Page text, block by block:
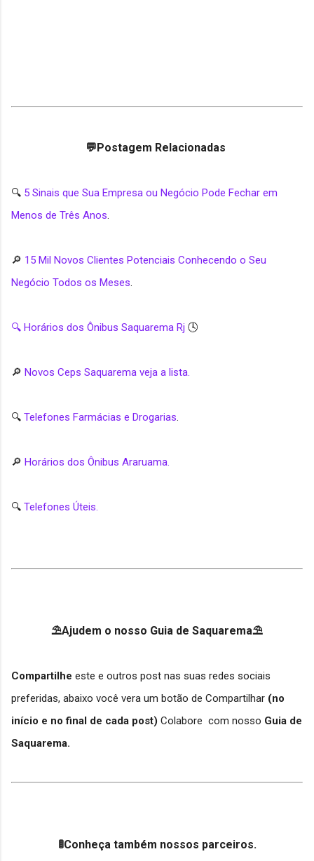
💬Postagem Relacionadas
🔍 5 Sinais que Sua Empresa ou Negócio Pode Fechar em
Menos de Três Anos.
🔎 15 Mil Novos Clientes Potenciais Conhecendo o Seu
Negócio Todos os Meses.
🔍 Horários dos Ônibus Saquarema Rj 🕓
🔎 Novos Ceps Saquarema veja a lista.
🔍 Telefones Farmácias e Drogarias.
🔎 Horários dos Ônibus Araruama.
🔍 Telefones Úteis.
⛱Ajudem o nosso Guia de Saquarema⛱
Compartilhe este e outros post nas suas redes sociais
preferidas, abaixo você vera um botão de Compartilhar (no
início e no final de cada post) Colabore com nosso Guia de
Saquarema.
🚦Conheça também nossos parceiros.